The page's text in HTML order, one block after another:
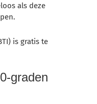
als deze
is gratis te
graden